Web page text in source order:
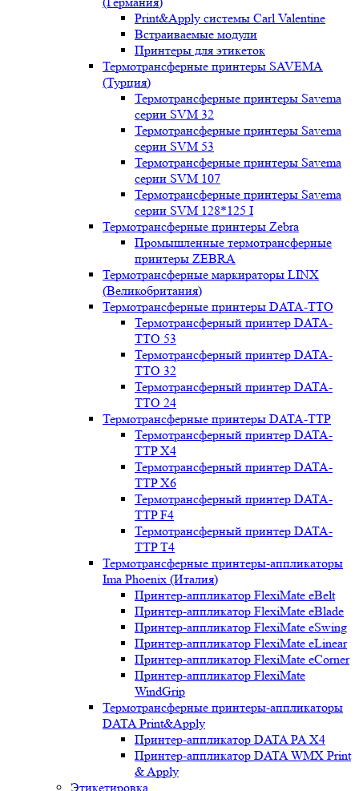
Print&Apply системы Carl Valentine
Встраиваемые модули
Принтеры для этикеток
Термотрансферные принтеры SAVEMA
(Турция)
Термотрансферные принтеры Savema
серии SVM 32
Термотрансферные принтеры Savema
серии SVM 53
Термотрансферные принтеры Savema
серии SVM 107
Термотрансферные принтеры Savema
серии SVM 128*125 I
Термотрансферные принтеры Zebra
Промышленные термотрансферные
принтеры ZEBRA
Термотрансферные маркираторы LINX
(Великобритания)
Термотрансферные принтеры DATA-TTO
Термотрансферный принтер DATA-
TTO 53
Термотрансферный принтер DATA-
TTO 32
Термотрансферный принтер DATA-
TTO 24
Термотрансферные принтеры DATA-TTP
Термотрансферный принтер DATA-
TTP Х4
Термотрансферный принтер DATA-
TTP Х6
Термотрансферный принтер DATA-
TTP F4
Термотрансферный принтер DATA-
TTP T4
Термотрансферные принтеры-аппликаторы
Ima Phoenix (Италия)
Принтер-аппликатор FlexiMate eBelt
Принтер-аппликатор FlexiMate eBlade
Принтер-аппликатор FlexiMate eSwing
Принтер-аппликатор FlexiMate eLinear
Принтер-аппликатор FlexiMate eCorner
Принтер-аппликатор FlexiMate
WindGrip
Термотрансферные принтеры-аппликаторы
DATA Print&Apply
Принтер-аппликатор DATA PA Х4
Принтер-аппликатор DATA WMX Print
& Apply
Этикетировка